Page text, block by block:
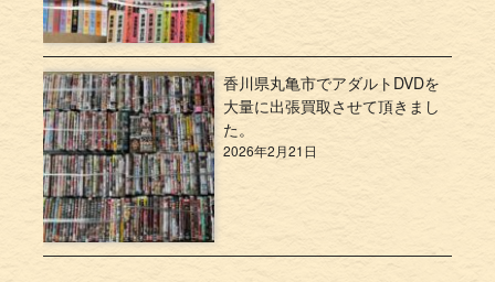
香川県丸亀市でアダルトDVDを
大量に出張買取させて頂きまし
た。
2026年2月21日